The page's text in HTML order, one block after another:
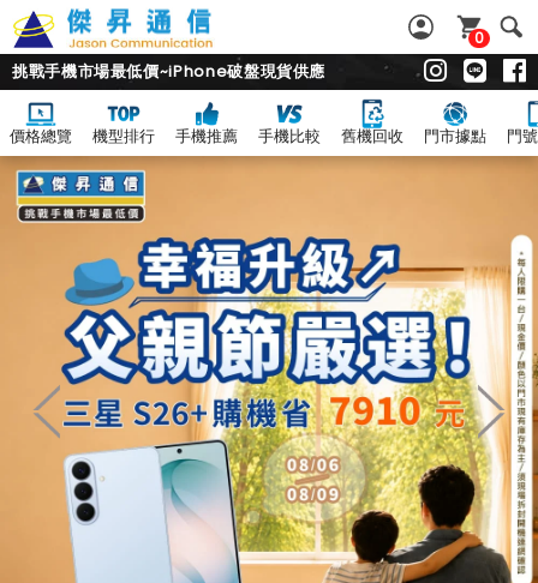
0
挑戰手機市場最低價~iPhone破盤現貨供應
價格總覽 機型排行 手機推薦 手機比較 舊機回收 門市據點 門